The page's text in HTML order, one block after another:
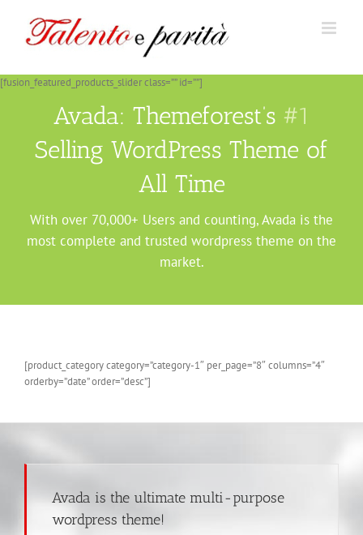
contenuto
[fusion_featured_products_slider class=”” id=””]
Avada: Themeforest’s #1
Selling WordPress Theme of
All Time
With over 70,000+ Users and counting, Avada is the
most complete and trusted wordpress theme on the
market.
[product_category category=”category-1″ per_page=”8″ columns=”4″
orderby=”date” order=”desc”]
Avada is the ultimate multi-purpose
wordpress theme!